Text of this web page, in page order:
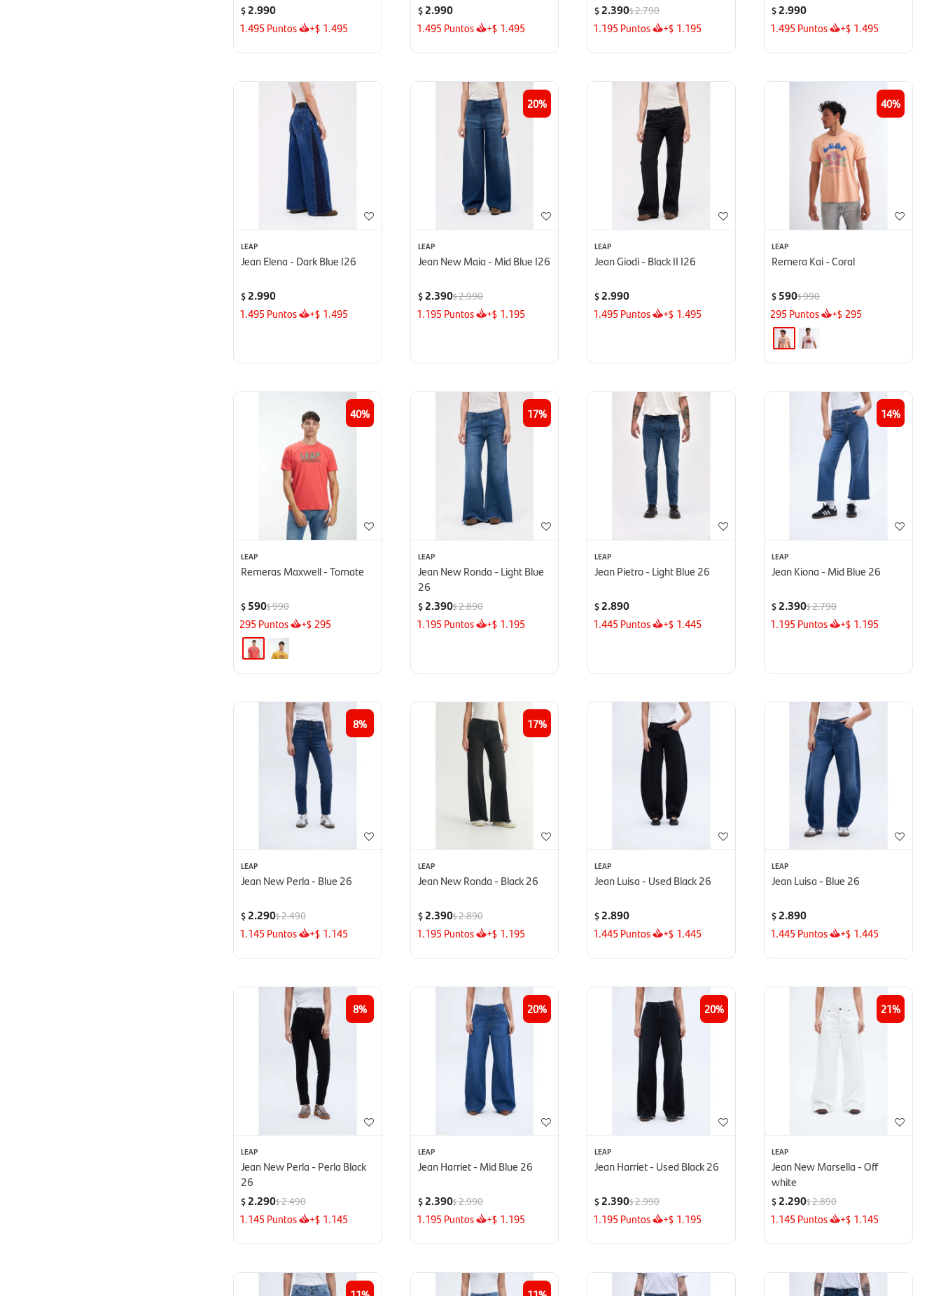
$2.990
1.495 Puntos +$ 1.495
$2.990
1.495 Puntos +$ 1.495
$2.390$2.790
1.195 Puntos +$ 1.195
$2.990
1.495 Puntos +$ 1.495
LEAP
Jean Elena - Dark Blue I26
$2.990
1.495 Puntos +$ 1.495
20
LEAP
Jean New Maia - Mid Blue I26
$2.390$2.990
1.195 Puntos +$ 1.195
LEAP
Jean Giodi - Black II I26
$2.990
1.495 Puntos +$ 1.495
40
LEAP
Remera Kai - Coral
$ 590$990
295 Puntos +$ 295
40
LEAP
Remeras Maxwell - Tomate
$ 590$990
295 Puntos +$ 295
17
LEAP
Jean New Ronda - Light Blue
26
$ 2.390$2.890
1.195 Puntos +$ 1.195
LEAP
Jean Pietro - Light Blue 26
$ 2.890
1.445 Puntos +$ 1.445
14
LEAP
Jean Kiona - Mid Blue 26
$ 2.390$2.790
1.195 Puntos +$ 1.195
8
LEAP
Jean New Perla - Blue 26
$2.290$2.490
1.145 Puntos +$ 1.145
17
LEAP
Jean New Ronda - Black 26
$2.390$2.890
1.195 Puntos +$ 1.195
LEAP
Jean Luisa - Used Black 26
$2.890
1.445 Puntos +$ 1.445
LEAP
Jean Luisa - Blue 26
$2.890
1.445 Puntos +$ 1.445
8
LEAP
Jean New Perla - Perla Black
26
$2.290$2.490
1.145 Puntos +$ 1.145
20
LEAP
Jean Harriet - Mid Blue 26
$2.390$2.990
1.195 Puntos +$ 1.195
20
LEAP
Jean Harriet - Used Black 26
$2.390$2.990
1.195 Puntos +$ 1.195
21
LEAP
Jean New Marsella - Off
white
$2.290$2.890
1.145 Puntos +$ 1.145